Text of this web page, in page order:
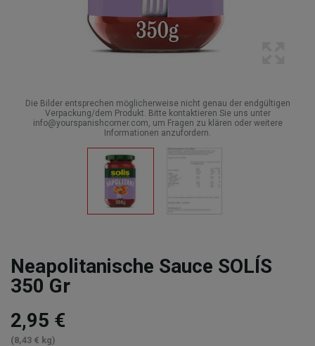
Die Bilder entsprechen möglicherweise nicht genau der endgültigen
Verpackung/dem Produkt. Bitte kontaktieren Sie uns unter
info@yourspanishcorner.com, um Fragen zu klären oder weitere
Informationen anzufordern.
Neapolitanische Sauce SOLÍS
350 Gr
2,95 €
(8,43 € kg)